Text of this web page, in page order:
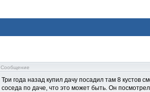
Сообщение
Три года назад купил дачу посадил там 8
соседа по даче, что это может быть. Он